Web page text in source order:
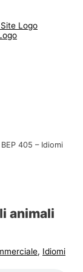
BEP 405 – Idiomi
animali
, Idiomi